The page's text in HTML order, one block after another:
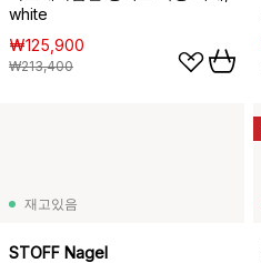
white
₩125,900
₩213,400
재고있음
STOFF Nagel